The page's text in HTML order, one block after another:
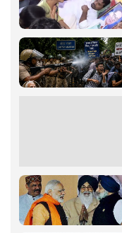
ताजा खबरें